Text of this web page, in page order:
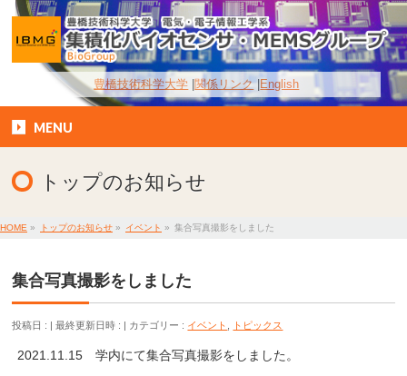
豊橋技術科学大学 関係リンク English
MENU
トップのお知らせ
HOME » トップのお知らせ » イベント » 集合写真撮影をしました
集合写真撮影をしました
投稿日 : 最終更新日時 : カテゴリー : イベント トピックス
2021.11.15 学内にて集合写真撮影をしました。